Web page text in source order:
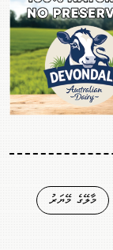
މާލޭގެ މޭޔަރު